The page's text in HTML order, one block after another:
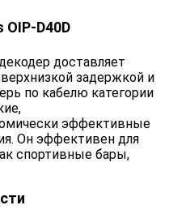
D40D
доставляет
задержкой и
по кабелю категории
эффективные
Он эффективен для
спортивные бары,